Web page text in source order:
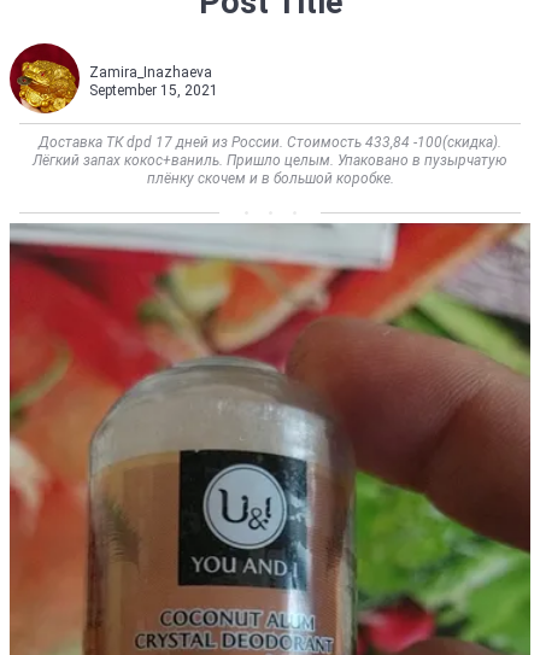
Zamira_Inazhaeva
September 15, 2021
Доставка ТК dpd 17 дней из России. Стоимость 433,84 -100(скидка).
Лёгкий запах кокос+ваниль. Пришло целым. Упаковано в пузырчатую
плёнку скочем и в большой коробке.